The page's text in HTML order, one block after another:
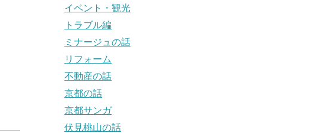
イベント・観光
トラブル編
ミナージュの話
リフォーム
不動産の話
京都の話
京都サンガ
伏見桃山の話